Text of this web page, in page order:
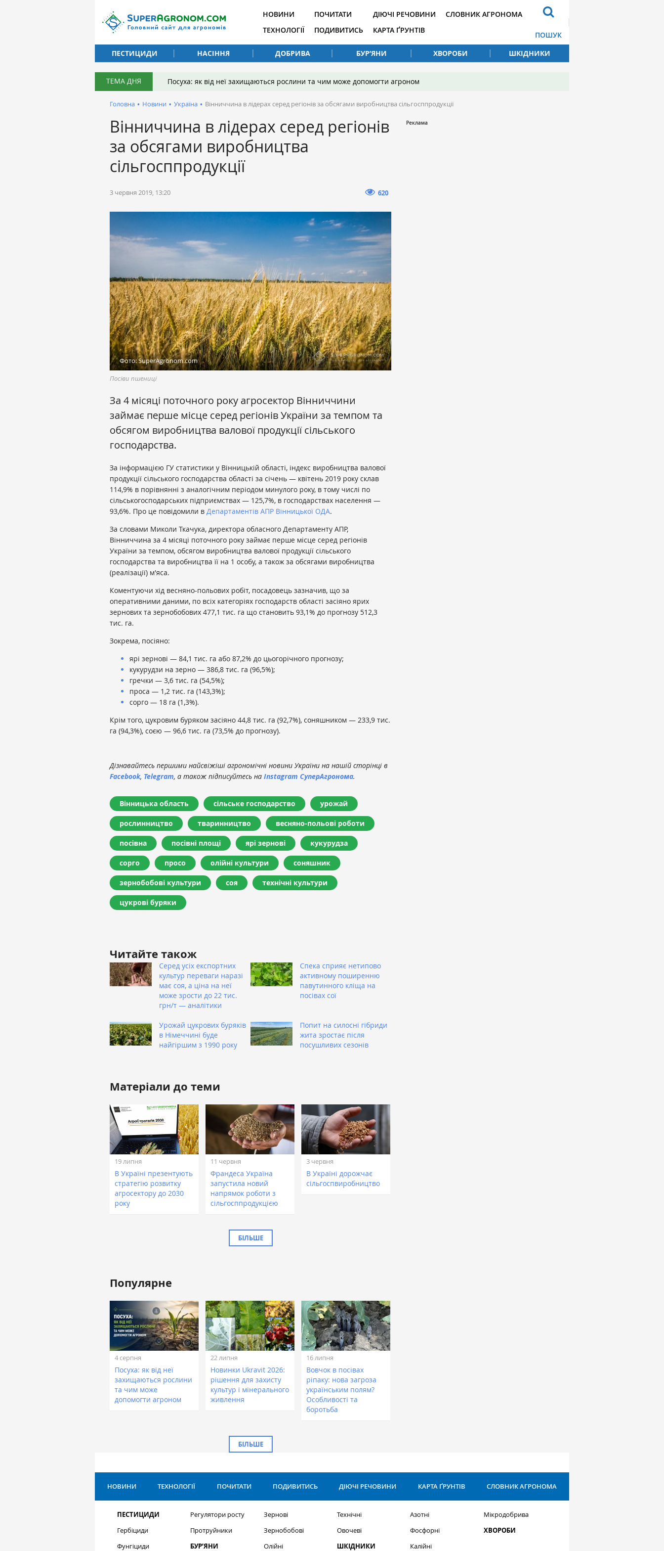
НОВИНИ
ТЕХНОЛОГІЇ
ПОЧИТАТИ
ПОДИВИТИСЬ
ДІЮЧІ РЕЧОВИНИ
КАРТА ҐРУНТІВ
СЛОВНИК АГРОНОМА
ПОШУК
ПЕСТИЦИДИ
НАСІННЯ ДОБРИВА БУР’ЯНИ ХВОРОБИ ШКІДНИКИ
ТЕМА ДНЯ Посуха: як від неї захищаються рослини та чим може допомогти агроном
Головна • Новини • Україна • Вінниччина в лідерах серед регіонів за обсягами виробництва сільгосппродукції
Вінниччина в лідерах серед регіонів
за обсягами виробництва
сільгосппродукції
3 червня 2019, 13:20 620
Фото: SuperAgronom.com
Посіви пшениці
За 4 місяці поточного року агросектор Вінниччини
займає перше місце серед регіонів України за темпом та
обсягом виробництва валової продукції сільського
господарства.
За інформацією ГУ статистики у Вінницькій області, індекс виробництва валової
продукції сільського господарства області за січень — квітень 2019 року склав
114,9% в порівнянні з аналогічним періодом минулого року, в тому числі по
сільськогосподарських підприємствах — 125,7%, в господарствах населення —
93,6%. Про це повідомили в Департаментів АПР Вінницької ОДА.
За словами Миколи Ткачука, директора обласного Департаменту АПР,
Вінниччина за 4 місяці поточного року займає перше місце серед регіонів
України за темпом, обсягом виробництва валової продукції сільського
господарства та виробництва її на 1 особу, а також за обсягами виробництва
(реалізації) м'яса.
Коментуючи хід весняно-польових робіт, посадовець зазначив, що за
оперативними даними, по всіх категоріях господарств області засіяно ярих
зернових та зернобобових 477,1 тис. га що становить 93,1% до прогнозу 512,3
тис. га.
Зокрема, посіяно:
ярі зернові — 84,1 тис. га або 87,2% до цьогорічного прогнозу;
кукурудзи на зерно — 386,8 тис. га (96,5%);
гречки — 3,6 тис. га (54,5%);
проса — 1,2 тис. га (143,3%);
сорго — 18 га (1,3%).
Крім того, цукровим буряком засіяно 44,8 тис. га (92,7%), соняшником — 233,9 тис.
га (94,3%), соєю — 96,6 тис. га (73,5% до прогнозу).
Дізнавайтесь першими найсвіжіші агрономічні новини України на нашій сторінці в
Facebook, Telegram, а також підписуйтесь на Instagram СуперАгронома.
Вінницька область сільське господарство урожай
рослинництво тваринництво весняно-польові роботи
посівна посівні площі ярі зернові кукурудза
сорго просо олійні культури соняшник
зернобобові культури соя технічні культури
цукрові буряки
Читайте також
Серед усіх експортних
культур переваги наразі
має соя, а ціна на неї
може зрости до 22 тис.
грн/т — аналітики
Спека сприяє нетипово
активному поширенню
павутинного кліща на
посівах сої
Урожай цукрових буряків
в Німеччині буде
найгіршим з 1990 року
Попит на силосні гібриди
жита зростає після
посушливих сезонів
Матеріали до теми
19 липня
В Україні презентують
стратегію розвитку
агросектору до 2030
року
11 червня
Франдеса Україна
запустила новий
напрямок роботи з
сільгосппродукцією
3 червня
В Україні дорожчає
сільгоспвиробництво
БІЛЬШЕ
Популярне
4 серпня
Посуха: як від неї
захищаються рослини
та чим може
допомогти агроном
22 липня
Новинки Ukravit 2026:
рішення для захисту
культур і мінерального
живлення
16 липня
Вовчок в посівах
ріпаку: нова загроза
українським полям?
Особливості та
боротьба
БІЛЬШЕ
НОВИНИ ТЕХНОЛОГІЇ ПОЧИТАТИ ПОДИВИТИСЬ ДІЮЧІ РЕЧОВИНИ КАРТА ҐРУНТІВ СЛОВНИК АГРОНОМА
ПЕСТИЦИДИ
Гербіциди
Фунгіциди
Регулятори росту
Протруйники
БУР’ЯНИ
Зернові
Зернобобові
Олійні
Технічні
Овочеві
ШКІДНИКИ
Азотні
Фосфорні
Калійні
Мікродобрива
ХВОРОБИ